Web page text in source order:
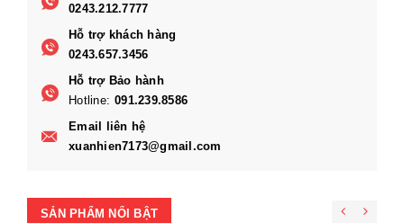
0243.212.7777
Hỗ trợ khách hàng
0243.657.3456
Hỗ trợ Bảo hành
Hotline: 091.239.8586
Email liên hệ
xuanhien7173@gmail.com
SẢN PHẨM NỔI BẬT